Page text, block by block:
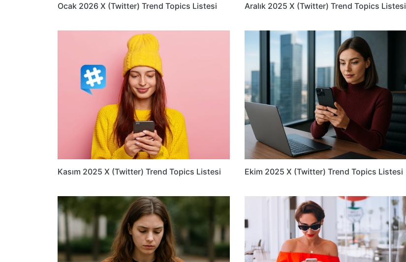
Ocak 2026 X (Twitter) Trend Topics Listesi Aralık 2025 X (Twitter) Trend Topics Listesi
Kasım 2025 X (Twitter) Trend Topics Listesi Ekim 2025 X (Twitter) Trend Topics Listesi